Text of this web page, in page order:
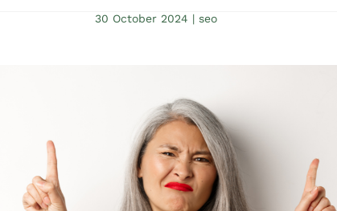
30 October 2024 | seo